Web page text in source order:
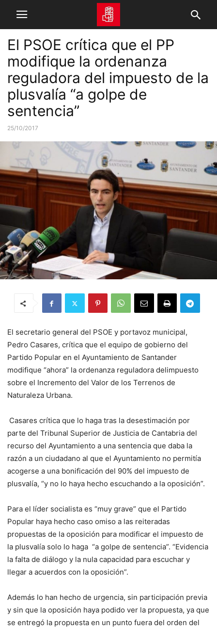
El PSOE crítica que el PP
modifique la ordenanza
reguladora del impuesto de la
plusvalía “a golpe de
sentencia”
25/10/2017
El secretario general del PSOE y portavoz municipal,
Pedro Casares, crítica que el equipo de gobierno del
Partido Popular en el Ayuntamiento de Santander
modifique “ahora” la ordenanza reguladora delimpuesto
sobre el Incremento del Valor de los Terrenos de
Naturaleza Urbana.
Casares crítica que lo haga tras la desestimación por
parte del Tribunal Superior de Justicia de Cantabria del
recurso del Ayuntamiento a una sentencia que daba la
razón a un ciudadano al que el Ayuntamiento no permitía
acogerse a una bonificación del 90% del impuesto de
plusvalía, “y no lo haya hecho escuchando a la oposición”.
Para el líder socialista es “muy grave” que el Partido
Popular haya hecho caso omiso a las reiteradas
propuestas de la oposición para modificar el impuesto de
la plusvalía solo lo haga “a golpe de sentencia”. “Evidencia
la falta de diálogo y la nula capacidad para escuchar y
llegar a acuerdos con la oposición”.
Además lo han hecho de urgencia, sin participación previa
y sin que la oposición haya podido ver la propuesta, ya que
se entregó la propuesta en un punto fuera del orden del